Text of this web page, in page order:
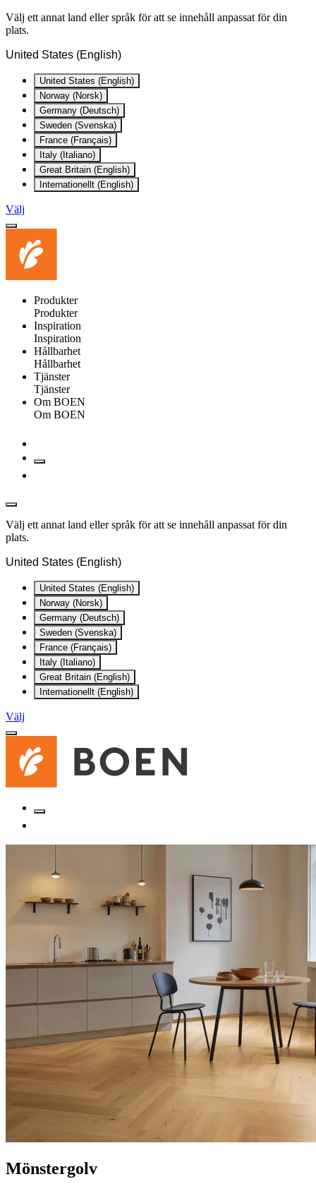
Välj ett annat land eller språk för att se innehåll anpassat för din
plats.
United States (English)
United States (English)
Norway (Norsk)
Germany (Deutsch)
Sweden (Svenska)
France (Français)
Italy (Italiano)
Great Britain (English)
Internationellt (English)
Välj
Produkter
Produkter
Inspiration
Inspiration
Hållbarhet
Hållbarhet
Tjänster
Tjänster
Om BOEN
Om BOEN
Välj ett annat land eller språk för att se innehåll anpassat för din
plats.
United States (English)
United States (English)
Norway (Norsk)
Germany (Deutsch)
Sweden (Svenska)
France (Français)
Italy (Italiano)
Great Britain (English)
Internationellt (English)
Välj
Mönstergolv